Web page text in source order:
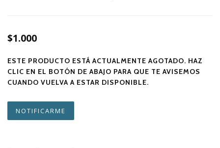
$1.000
ESTE PRODUCTO ESTÁ ACTUALMENTE AGOTADO. HAZ
CLIC EN EL BOTÓN DE ABAJO PARA QUE TE AVISEMOS
CUANDO VUELVA A ESTAR DISPONIBLE.
NOTIFICARME